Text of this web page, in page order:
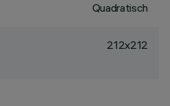
Quadratisch
212x212